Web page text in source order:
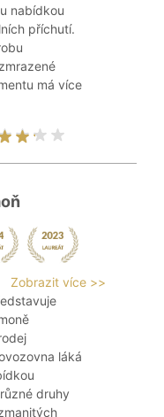
nabídkou
příchutí.
má více
Zobrazit více >>
láká
druhy